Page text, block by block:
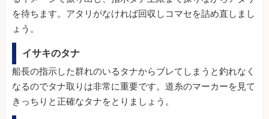
を待ちます。アタリがなければ回収しコマセを詰め直しまし
ょう。
イサキのタナ
船長の指示した群れのいるタナからブレてしまうと釣れなく
なるのでタナ取りは非常に重要です。道糸のマーカーを見て
きっちりと正確なタナをとりましょう。